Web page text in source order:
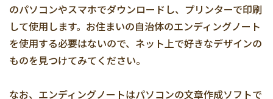
のパソコンやスマホでダウンロードし、プリンターで印刷
して使用します。お住まいの自治体のエンディングノート
を使用する必要はないので、ネット上で好きなデザインの
ものを見つけてみてください。
なお、エンディングノートはパソコンの文章作成ソフトで